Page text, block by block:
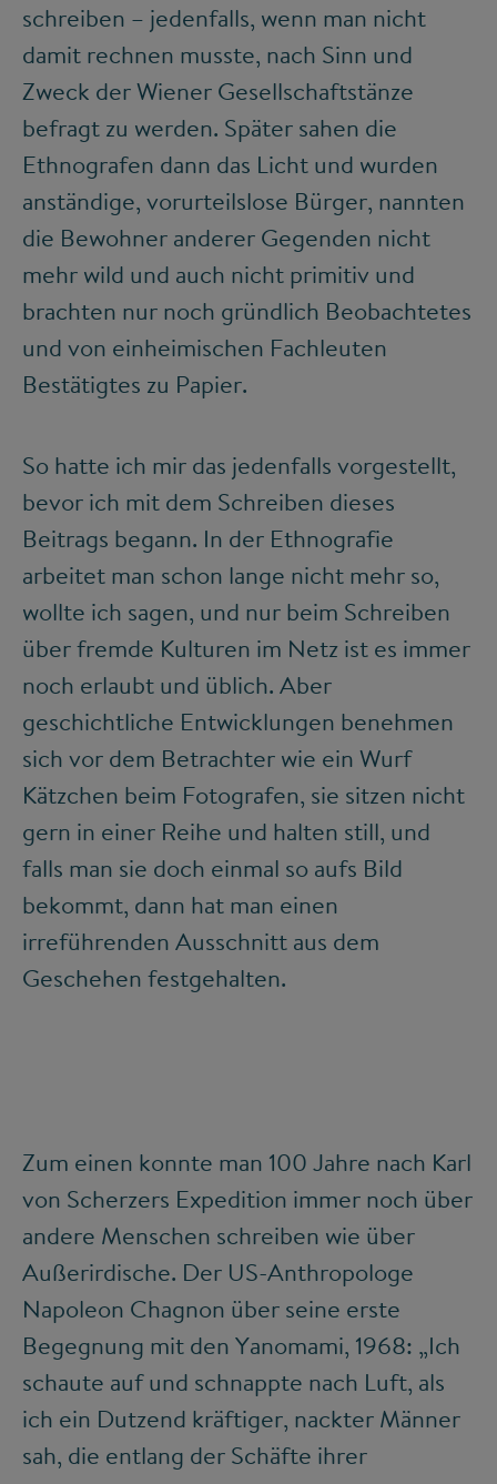
schreiben – jedenfalls, wenn man nicht
damit rechnen musste, nach Sinn und
Zweck der Wiener Gesellschaftstänze
befragt zu werden. Später sahen die
Ethnografen dann das Licht und wurden
anständige, vorurteilslose Bürger, nannten
die Bewohner anderer Gegenden nicht
mehr wild und auch nicht primitiv und
brachten nur noch gründlich Beobachtetes
und von einheimischen Fachleuten
Bestätigtes zu Papier.
So hatte ich mir das jedenfalls vorgestellt,
bevor ich mit dem Schreiben dieses
Beitrags begann. In der Ethnografie
arbeitet man schon lange nicht mehr so,
wollte ich sagen, und nur beim Schreiben
über fremde Kulturen im Netz ist es immer
noch erlaubt und üblich. Aber
geschichtliche Entwicklungen benehmen
sich vor dem Betrachter wie ein Wurf
Kätzchen beim Fotografen, sie sitzen nicht
gern in einer Reihe und halten still, und
falls man sie doch einmal so aufs Bild
bekommt, dann hat man einen
irreführenden Ausschnitt aus dem
Geschehen festgehalten.
Zum einen konnte man 100 Jahre nach Karl
von Scherzers Expedition immer noch über
andere Menschen schreiben wie über
Außerirdische. Der US-Anthropologe
Napoleon Chagnon über seine erste
Begegnung mit den Yanomami, 1968: „Ich
schaute auf und schnappte nach Luft, als
ich ein Dutzend kräftiger, nackter Männer
sah, die entlang der Schäfte ihrer